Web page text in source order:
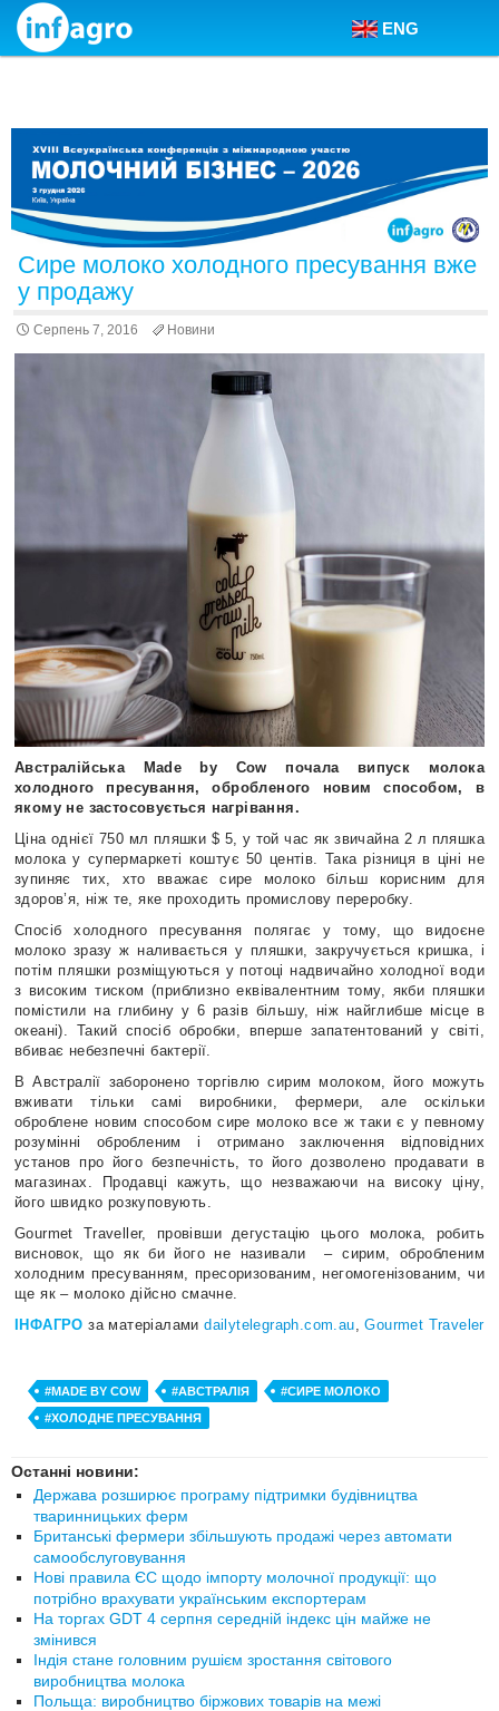
Skip to content
ENG
Сире молоко холодного пресування вже
у продажу
Серпень 7, 2016 Новини
Австралійська Made by Cow почала випуск молока
холодного пресування, обробленого новим способом, в
якому не застосовується нагрівання.
Ціна однієї 750 мл пляшки $ 5, у той час як звичайна 2 л пляшка
молока у супермаркеті коштує 50 центів. Така різниця в ціні не
зупиняє тих, хто вважає сире молоко більш корисним для
здоров’я, ніж те, яке проходить промислову переробку.
Спосіб холодного пресування полягає у тому, що видоєне
молоко зразу ж наливається у пляшки, закручується кришка, і
потім пляшки розміщуються у потоці надвичайно холодної води
з високим тиском (приблизно еквівалентним тому, якби пляшки
помістили на глибину у 6 разів більшу, ніж найглибше місце в
океані). Такий спосіб обробки, вперше запатентований у світі,
вбиває небезпечні бактерії.
В Австралії заборонено торгівлю сирим молоком, його можуть
вживати тільки самі виробники, фермери, але оскільки
оброблене новим способом сире молоко все ж таки є у певному
розумінні обробленим і отримано заключення відповідних
установ про його безпечність, то його дозволено продавати в
магазинах. Продавці кажуть, що незважаючи на високу ціну,
його швидко розкуповують.
Gourmet Traveller, провівши дегустацію цього молока, робить
висновок, що як би його не називали – сирим, обробленим
холодним пресуванням, пресоризованим, негомогенізованим, чи
ще як – молоко дійсно смачне.
ІНФАГРО за матеріаламиdailytelegraph.com.au ,Gourmet Traveler
#MADE BY COW #АВСТРАЛІЯ
#СИРЕ МОЛОКО
#ХОЛОДНЕ ПРЕСУВАННЯ
Останні новини:
Держава розширює програму підтримки будівництва
тваринницьких ферм
Британські фермери збільшують продажі через автомати
самообслуговування
Нові правила ЄС щодо імпорту молочної продукції: що
потрібно врахувати українським експортерам
На торгах GDT 4 серпня середній індекс цін майже не
змінився
Індія стане головним рушієм зростання світового
виробництва молока
Польща: виробництво біржових товарів на межі